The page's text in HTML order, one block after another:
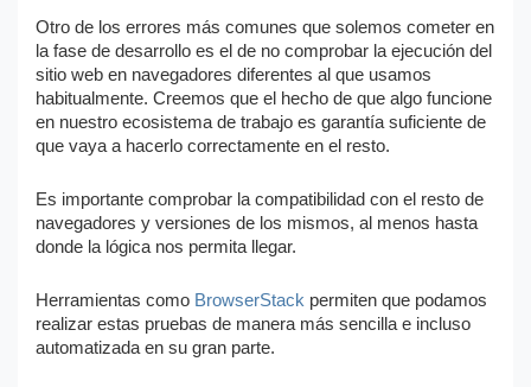
Otro de los errores más comunes que solemos cometer en
la fase de desarrollo es el de no comprobar la ejecución del
sitio web en navegadores diferentes al que usamos
habitualmente. Creemos que el hecho de que algo funcione
en nuestro ecosistema de trabajo es garantía suficiente de
que vaya a hacerlo correctamente en el resto.
Es importante comprobar la compatibilidad con el resto de
navegadores y versiones de los mismos, al menos hasta
donde la lógica nos permita llegar.
Herramientas como BrowserStack permiten que podamos
realizar estas pruebas de manera más sencilla e incluso
automatizada en su gran parte.